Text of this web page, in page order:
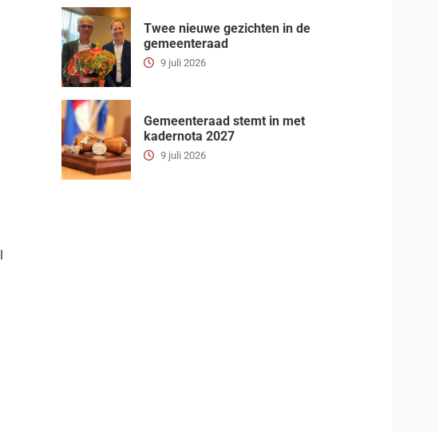
Twee nieuwe gezichten in de
gemeenteraad
9 juli 2026
Gemeenteraad stemt in met
kadernota 2027
9 juli 2026